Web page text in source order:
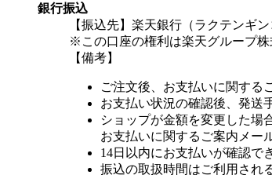
銀行振込
【振込先】楽天銀行（ラクテンギ
※この口座の権利は楽天グループ株
【備考】
ご注文後、お支払いに関する
お支払い状況の確認後、発送
ショップが金額を変更した場
お支払いに関するご案内メー
14日以内にお支払いが確認で
振込の取扱時間はご利用され